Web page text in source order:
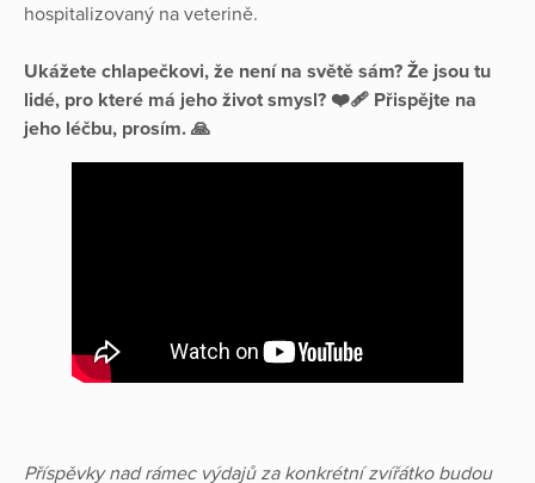
hospitalizovaný na veterině.
Ukážete chlapečkovi, že není na světě sám? Že jsou tu
lidé, pro které má jeho život smysl? ❤️‍🩹 Přispějte na
jeho léčbu, prosím. 🙏
Příspěvky nad rámec výdajů za konkrétní zvířátko budou